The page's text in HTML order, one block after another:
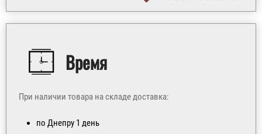
Время
При наличии товара на складе доставка:
по Днепру 1 день